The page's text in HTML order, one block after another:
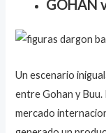
GOHAN
Un escenario
entre Gohan y
mercado